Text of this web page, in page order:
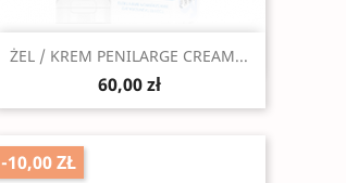
Szybki podgląd
ŻEL / KREM PENILARGE CREAM...
60,00 zł
-10,00 ZŁ